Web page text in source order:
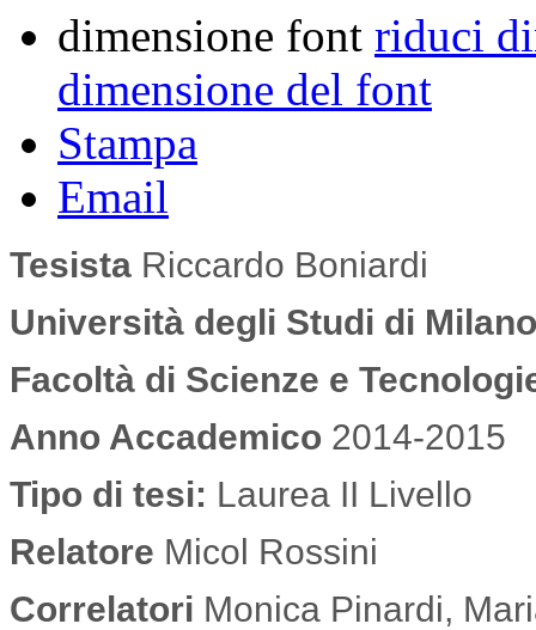
dimensione font riduci
dimensione del font
Stampa
Email
Tesista Riccardo Boniardi
Università degli Studi di
Facoltà di Scienze e
Anno Accademico 2014-2015
Tipo di tesi: Laurea II Livello
Relatore Micol Rossini
Correlatori Monica Pinardi,